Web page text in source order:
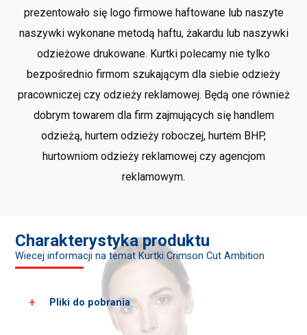
prezentowało się logo firmowe haftowane lub naszyte
naszywki wykonane metodą haftu, żakardu lub naszywki
odzieżowe drukowane. Kurtki polecamy nie tylko
bezpośrednio firmom szukającym dla siebie odzieży
pracowniczej czy odzieży reklamowej. Będą one również
dobrym towarem dla firm zajmujących się handlem
odzieżą, hurtem odzieży roboczej, hurtem BHP,
hurtowniom odzieży reklamowej czy agencjom
reklamowym.
Charakterystyka produktu
Wiecej informacji na temat Kurtki Crimson Cut Ambition
Pliki do pobrania